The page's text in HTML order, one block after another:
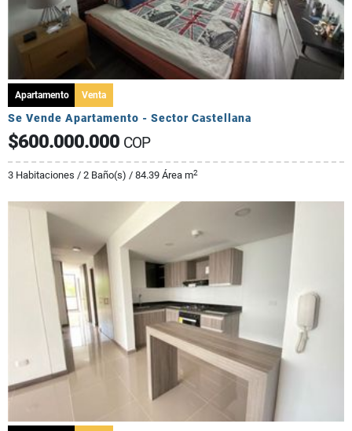
Apartamento Venta
Se Vende Apartamento - Sector Castellana
$600.000.000 COP
3 Habitaciones / 2 Baño(s) / 84.39 Área m2